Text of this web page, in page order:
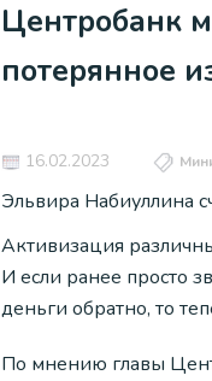
Центробанк
потерянное
16.02.2023
Эльвира Набиуллина
Активизация
И если ранее просто
деньги обратно, то
По мнению главы